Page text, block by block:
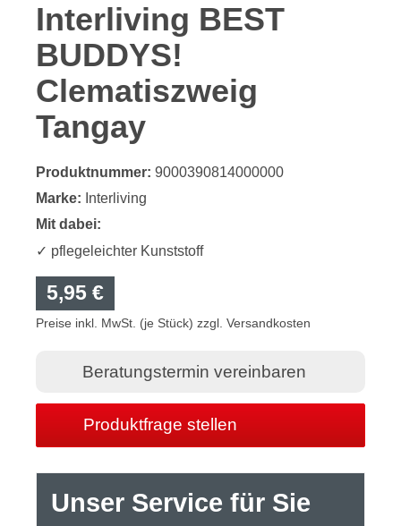
Interliving BEST
BUDDYS!
Clematiszweig
Tangay
Produktnummer: 9000390814000000
Marke: Interliving
Mit dabei:
✓ pflegeleichter Kunststoff
5,95 €
Preise inkl. MwSt. (je Stück) zzgl. Versandkosten
Beratungstermin vereinbaren
Produktfrage stellen
Unser Service für Sie